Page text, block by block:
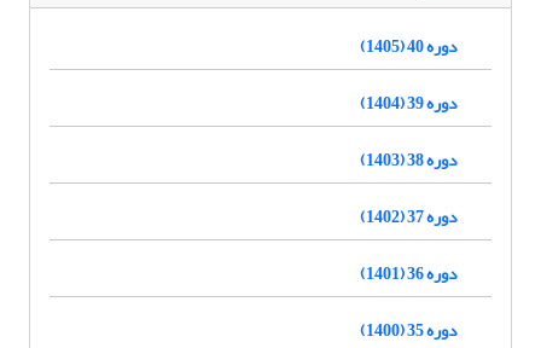
دوره 40 (1405)
دوره 39 (1404)
دوره 38 (1403)
دوره 37 (1402)
دوره 36 (1401)
دوره 35 (1400)